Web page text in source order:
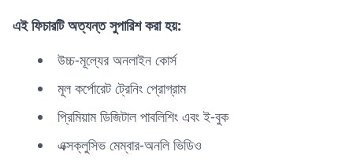
এই ফিচারটি অত্যন্ত সুপারিশ করা হয়:
উচ্চ-মূল্যের অনলাইন কোর্স
মূল কর্পোরেট ট্রেনিং প্রোগ্রাম
প্রিমিয়াম ডিজিটাল পাবলিশিং এবং ই-বুক
এক্সক্লুসিভ মেম্বার-অনলি ভিডিও